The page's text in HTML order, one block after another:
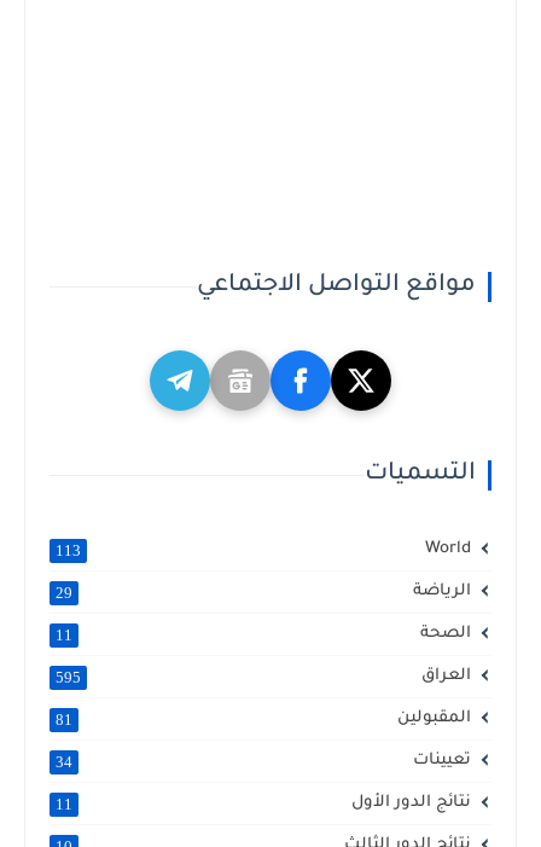
مواقع التواصل الاجتماعي
التسميات
World
113
الرياضة 29
الصحة 11
العراق 595
المقبولين 81
تعيينات 34
نتائج الدور الأول 11